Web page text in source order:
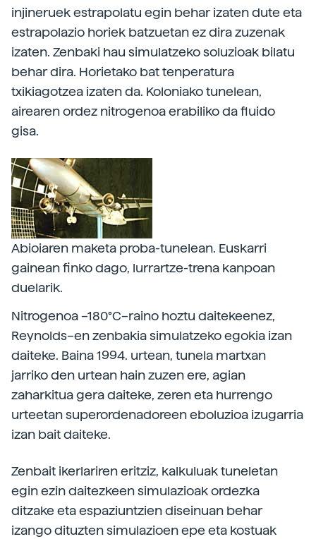
injineruek estrapolatu egin behar izaten dute eta
estrapolazio horiek batzuetan ez dira zuzenak
izaten. Zenbaki hau simulatzeko soluzioak bilatu
behar dira. Horietako bat tenperatura
txikiagotzea izaten da. Koloniako tunelean,
airearen ordez nitrogenoa erabiliko da fluido
gisa.
Abioiaren maketa proba-tunelean. Euskarri
gainean finko dago, lurrartze-trena kanpoan
duelarik.
Nitrogenoa –180°C–raino hoztu daitekeenez,
Reynolds–en zenbakia simulatzeko egokia izan
daiteke. Baina 1994. urtean, tunela martxan
jarriko den urtean hain zuzen ere, agian
zaharkitua gera daiteke, zeren eta hurrengo
urteetan superordenadoreen eboluzioa izugarria
izan bait daiteke.
Zenbait ikerlariren eritziz, kalkuluak tuneletan
egin ezin daitezkeen simulazioak ordezka
ditzake eta espaziuntzien diseinuan behar
izango dituzten simulazioen epe eta kostuak